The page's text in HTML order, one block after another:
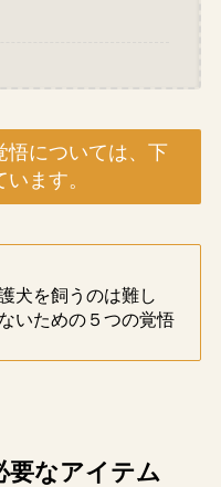
悟については、下
ます。
犬を飼うのは難し
いための５つの覚悟
要なアイテム